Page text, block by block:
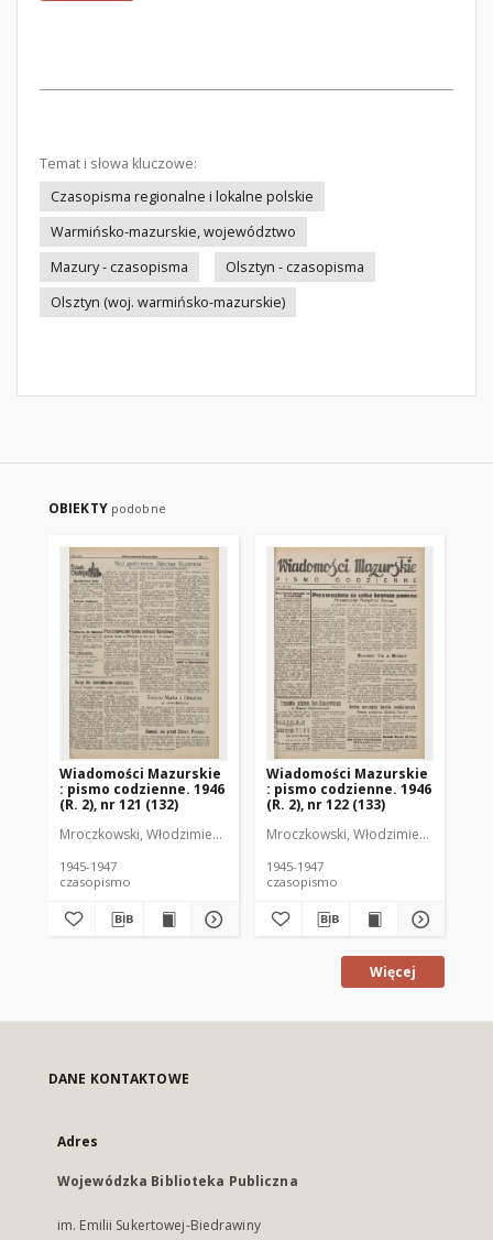
Temat i słowa kluczowe:
Czasopisma regionalne i lokalne polskie
Warmińsko-mazurskie, województwo
Mazury - czasopisma
Olsztyn - czasopisma
Olsztyn (woj. warmińsko-mazurskie)
OBIEKTY podobne
Wiadomości Mazurskie
: pismo codzienne. 1946
(R. 2), nr 121 (132)
Mroczkowski, Włodzimierz (1902-1971). Redaktor
1945-1947
czasopismo
Wiadomości Mazurskie
: pismo codzienne. 1946
(R. 2), nr 122 (133)
Mroczkowski, Włodzimierz (1902-
1945-1947
czasopismo
Więcej
DANE KONTAKTOWE
Adres
Wojewódzka Biblioteka Publiczna
im. Emilii Sukertowej-Biedrawiny